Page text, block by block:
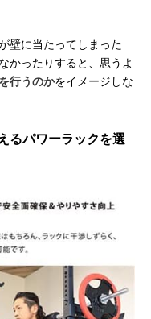
壁に当たってしまった
かったりすると、思うよ
行うのかをイメージしな
るパワーラックを選